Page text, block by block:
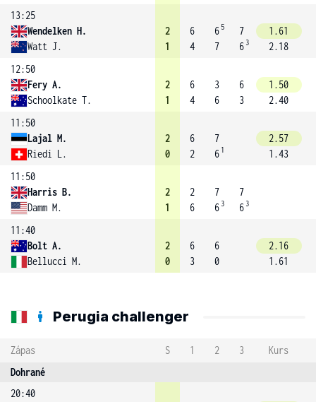
13:25
Wendelken H.
Watt J.
2
1
6
4
6 5
7
7
6 3
1.61
2.18
12:50
Fery A.
Schoolkate T.
2
1
6
4
3
6
6
3
1.50
2.40
11:50
Lajal M.
Riedi L.
2
0
6
2
7
6 1
2.57
1.43
11:50
Harris B.
Damm M.
2
1
2
6
7
6 3
7
6 3
11:40
Bolt A.
Bellucci M.
2
0
6
3
6
0
2.16
1.61
Perugia challenger
Zápas S 1 2 3
Kurs
Dohrané
20:40